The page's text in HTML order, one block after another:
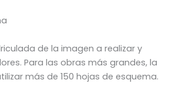
de la imagen a realizar y
Para las obras más grandes, la
más de 150 hojas de esquema.